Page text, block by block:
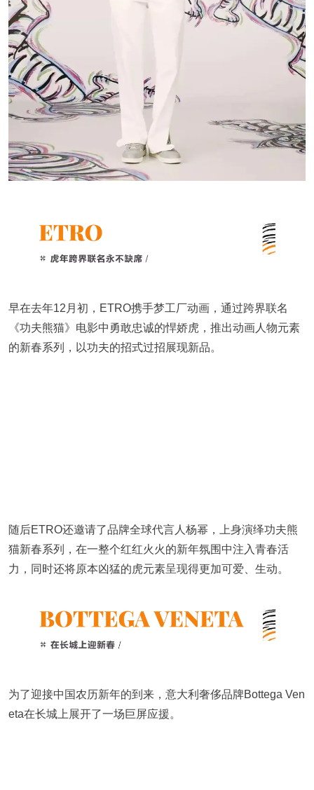
早在去年12月初，ETRO携手梦工厂动画，通过跨界联名
《功夫熊猫》电影中勇敢忠诚的悍娇虎，推出动画人物元素
的新春系列，以功夫的招式过招展现新品。
随后ETRO还邀请了品牌全球代言人杨幂，上身演绎功夫熊
猫新春系列，在一整个红红火火的新年氛围中注入青春活
力，同时还将原本凶猛的虎元素呈现得更加可爱、生动。
为了迎接中国农历新年的到来，意大利奢侈品牌Bottega Ven
eta在长城上展开了一场巨屏应援。